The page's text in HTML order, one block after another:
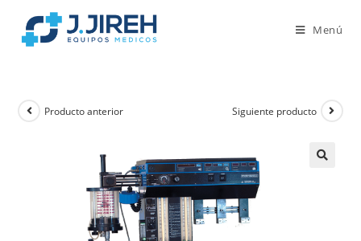
Menú
Producto anterior Siguiente producto